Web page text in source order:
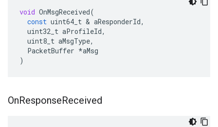
void OnMsgReceived(
const uint64_t & aResponderId,
uint32_t aProfileId,
uint8_t aMsgType,
PacketBuffer *aMsg
)
OnResponseReceived